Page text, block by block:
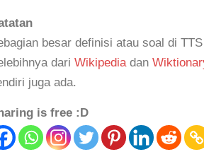
besar definisi atau soal di
dari Wikipediadan
juga ada.
is free :D